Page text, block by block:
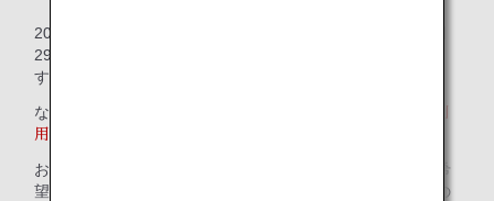
2026年5月19日搭乗分以降に適用される運賃は、2025年5月
29日（日本時間午前9:00）から予約・販売を開始いたしま
す。
なお、
用いただけません。
お客様のご都合による変更の場合は、払い戻しのうえ、ご希
望の旅程で新たにご予約ください。払い戻しに伴い、所定の